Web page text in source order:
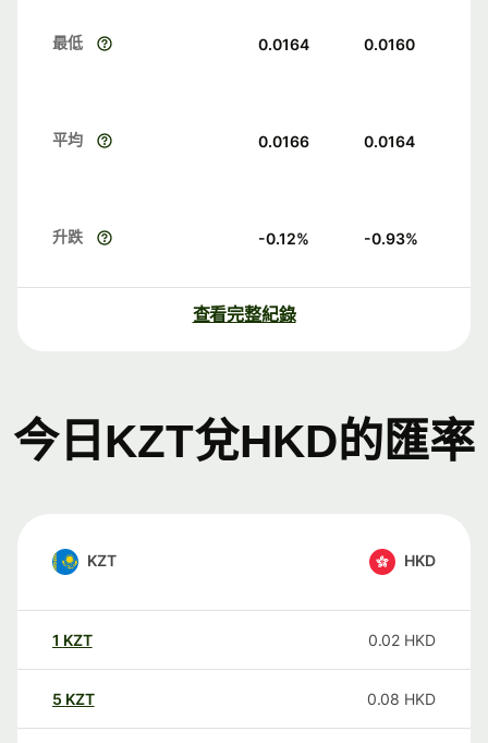
最低 0.0164 0.0160
平均 0.0166 0.0164
升跌 -0.12% -0.93%
查看完整紀錄
今日KZT兌HKD的匯率
KZT HKD
1 KZT 0.02 HKD
5 KZT 0.08 HKD